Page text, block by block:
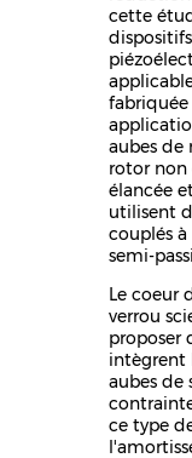
cette
fabriquée
aubes de
rotor non
élancée
utilisent
couplés
semi-
Le coeur
verrou
proposer
intègrent
aubes de
ce type